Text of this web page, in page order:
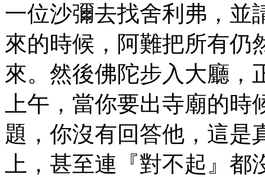
一位沙彌去找舍利弗，並
來的時候，阿難把所有仍
來。然後佛陀步入大廳，
上午，當你要出寺廟的
題，你沒有回答他，這是
上，甚至連『對不起』